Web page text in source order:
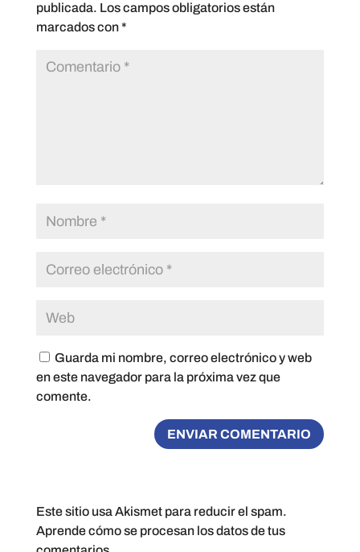
publicada. Los campos obligatorios están
marcados con*
Guarda mi nombre, correo electrónico y web
en este navegador para la próxima vez que
comente.
Este sitio usa Akismet para reducir el spam.
Aprende cómo se procesan los datos de tus